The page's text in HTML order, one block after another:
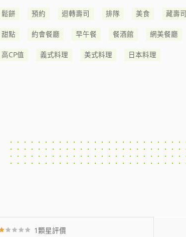
鬆餅 預約 迴轉壽司 排隊 美食 藏壽司
甜點 約會餐廳 早午餐 餐酒館 網美餐廳
高CP值 義式料理 美式料理 日本料理
1顆星評價